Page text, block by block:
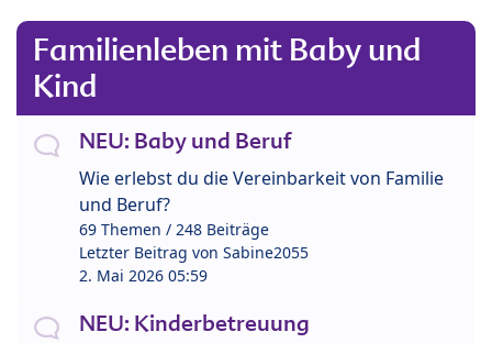
Familienleben mit Baby und
Kind
NEU: Baby und Beruf
Wie erlebst du die Vereinbarkeit von Familie
und Beruf?
69 Themen / 248 Beiträge
Letzter Beitrag von Sabine2055
2. Mai 2026 05:59
NEU: Kinderbetreuung